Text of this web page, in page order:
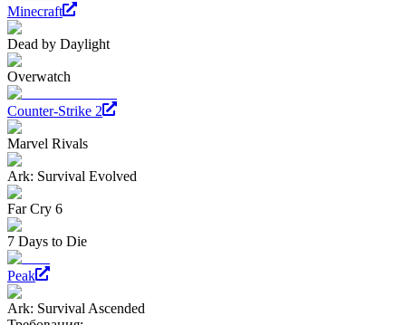
Minecraft
Dead by Daylight
Overwatch
Counter-Strike 2
Marvel Rivals
Ark: Survival Evolved
Far Cry 6
7 Days to Die
Peak
Ark: Survival Ascended